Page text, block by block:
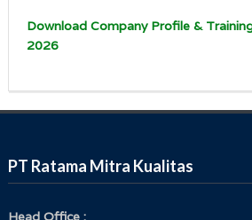
Download Company Profile &
2026
PT Ratama Mitra Kualitas
Head Office :